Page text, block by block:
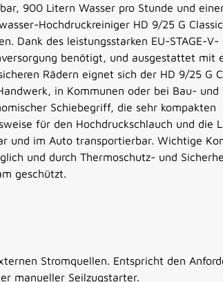
900 Litern Wasser pro Stunde und
Hochdruckreiniger HD 9/25 G
Dank des leistungsstarken EU-STAGE-V-
benötigt, und ausgestattet mit
Rädern eignet sich der HD 9/25 G
in Kommunen oder bei Bau- und
Schiebegriff, die sehr kompakten
für den Hochdruckschlauch und die
und im Auto transportierbar. Wichtige
und durch Thermoschutz- und
geschützt.
Stromquellen. Entspricht den
manueller Seilzugstarter.